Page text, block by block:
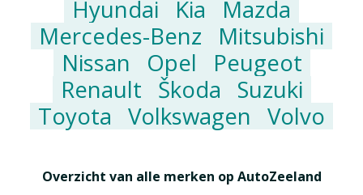
Hyundai
Kia
Mazda
Mercedes-Benz
Mitsubishi
Nissan
Opel
Peugeot
Renault Škoda
Suzuki
Toyota Volkswagen Volvo
Overzicht van alle merken op AutoZeeland